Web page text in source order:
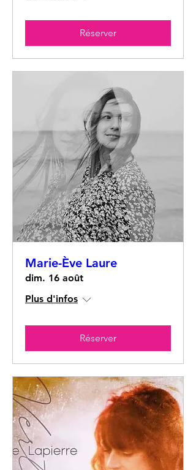
Réserver
Marie-Ève Laure
dim. 16 août
Plus d'infos
Réserver